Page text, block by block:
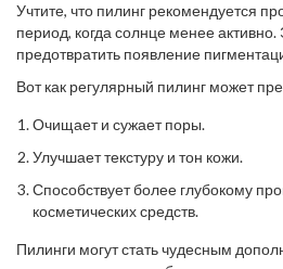
дополнительного ухода.
Учтите, что пилинг рекомендуется
период, когда солнце менее активно.
предотвратить появление
Вот как регулярный пилинг может
Очищает и сужает поры.
Улучшает текстуру и тон кожи.
Способствует более глубокому
косметических средств.
Пилинги могут стать чудесным